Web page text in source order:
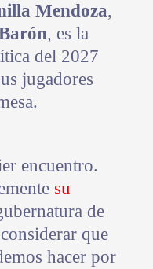
Mendoza,
, es la
del 2027
jugadores
encuentro.
su
de
que
hacer por